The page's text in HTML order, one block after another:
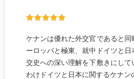
ケナンは優れた外交官であると
ーロッパと極東、就中ドイツと
交史への深い理解を下敷きにし
わけドイツと日本に関するケナン